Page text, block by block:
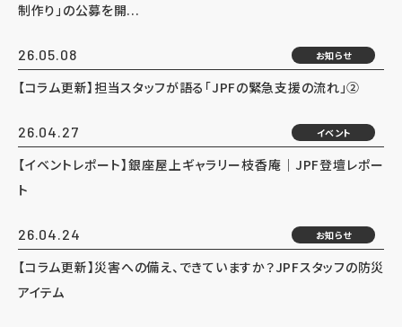
制作り」の公募を開...
26.05.08 お知らせ
【コラム更新】担当スタッフが語る「JPFの緊急支援の流れ」②
26.04.27 イベント
【イベントレポート】銀座屋上ギャラリー枝香庵｜JPF登壇レポー
ト
26.04.24 お知らせ
【コラム更新】災害への備え、できていますか？JPFスタッフの防災
アイテム